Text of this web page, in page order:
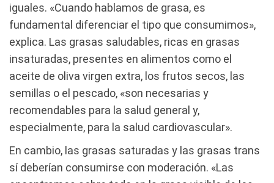
iguales. «Cuando hablamos de grasa, es
fundamental diferenciar el tipo que consumimos»,
explica. Las grasas saludables, ricas en grasas
insaturadas, presentes en alimentos como el
aceite de oliva virgen extra, los frutos secos, las
semillas o el pescado, «son necesarias y
recomendables para la salud general y,
especialmente, para la salud cardiovascular».
En cambio, las grasas saturadas y las grasas trans
sí deberían consumirse con moderación. «Las